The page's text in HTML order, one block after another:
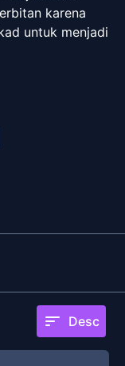
karena
untuk menjadi
Taiji-
komik
sort Desc